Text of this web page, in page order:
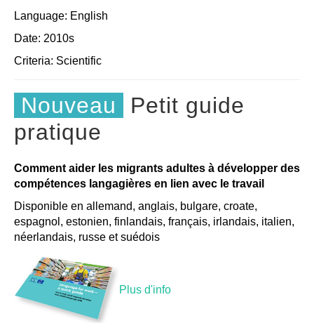
Language: English
Date: 2010s
Criteria: Scientific
Nouveau
Petit guide
pratique
Comment aider les migrants adultes à développer des
compétences langagières en lien avec le travail
Disponible en allemand, anglais, bulgare, croate,
espagnol, estonien, finlandais, français, irlandais, italien,
néerlandais, russe et suédois
Plus d'info